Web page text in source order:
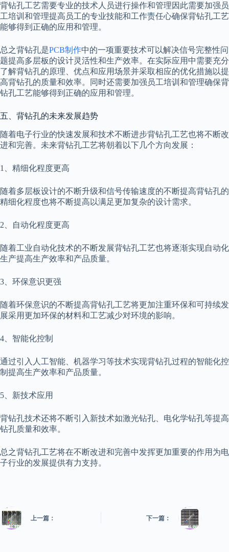
背钻孔工艺需要专业的技术人员进行操作和管理因此需要加强员
工培训和管理提高员工的专业技能和工作责任心确保背钻孔工艺
能够得到正确的应用和管理。
总之背钻孔是PCB制作中的一项重要技术可以解决信号完整性问
题提高多层板的设计灵活性和生产效率。在实际应用中需要充分
了解背钻孔的原理、优点和应用场景并采取相应的优化措施以提
高背钻孔的质量和效率。同时还需要加强员工培训和管理确保背
钻孔工艺能够得到正确的应用和管理。
五、背钻孔的未来发展趋势
随着电子行业的快速发展和技术不断进步背钻孔工艺也将不断改
进和完善。未来背钻孔工艺将朝着以下几个方向发展：
1、精细化程度更高
随着多层板设计的不断升级和信号传输速度的不断提高背钻孔的
精细化程度也将不断提高以满足更加复杂的设计需求。
2、自动化程度更高
随着工业自动化技术的不断发展背钻孔工艺也将逐渐实现自动化
生产提高生产效率和产品质量。
3、环保意识更强
随着环保意识的不断提高背钻孔工艺将更加注重环保和可持续发
展采用更加环保的材料和工艺减少对环境的影响。
4、智能化控制
通过引入人工智能、机器学习等技术实现背钻孔过程的智能化控
制提高生产效率和产品质量。
5、新技术应用
背钻孔技术还将不断引入新技术如激光钻孔、电化学钻孔等提高
钻孔质量和效率。
总之背钻孔工艺将在不断改进和完善中发挥更加重要的作用为电
子行业的发展提供有力支持。
上一篇： 下一篇：